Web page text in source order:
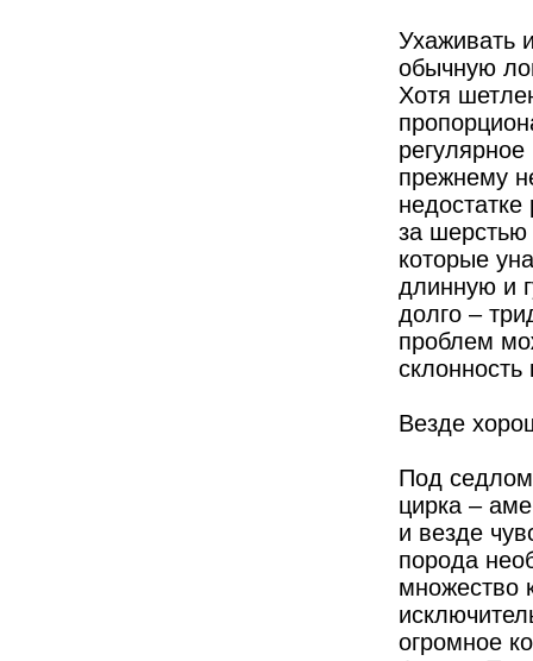
Ухаживать
обычную
Хотя
прежнему
за шерстью
которые
длинную и
долго –
проблем
Везде
Под
цирка –
и везде
порода
множество
огромное